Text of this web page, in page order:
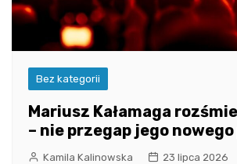
Bez kategorii
Mariusz Kałamaga
– nie przegap jego
Kamila Kalinowska 23 lipca 2026